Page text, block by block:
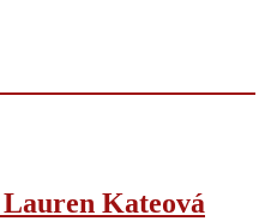
Kateová